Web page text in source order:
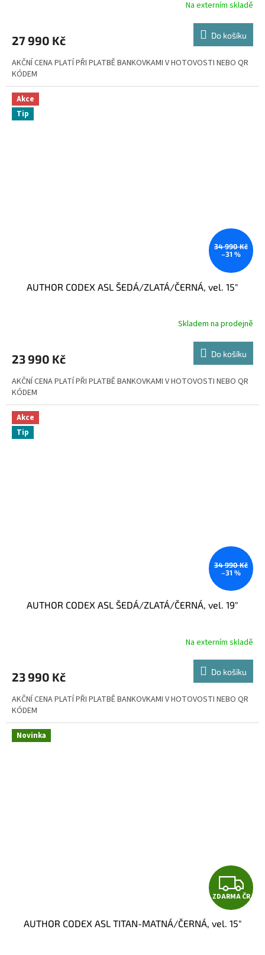
M
A
Na externím skladě
27 990 Kč Do košíku
AKČNÍ CENA PLATÍ PŘI PLATBĚ BANKOVKAMI V HOTOVOSTI NEBO QR
KÓDEM
Akce
Tip
34 990 Kč
–31 %
AUTHOR CODEX ASL ŠEDÁ/ZLATÁ/ČERNÁ, vel. 15"
Skladem na prodejně
23 990 Kč Do košíku
AKČNÍ CENA PLATÍ PŘI PLATBĚ BANKOVKAMI V HOTOVOSTI NEBO QR
KÓDEM
Akce
Tip
34 990 Kč
–31 %
AUTHOR CODEX ASL ŠEDÁ/ZLATÁ/ČERNÁ, vel. 19"
Na externím skladě
23 990 Kč Do košíku
AKČNÍ CENA PLATÍ PŘI PLATBĚ BANKOVKAMI V HOTOVOSTI NEBO QR
KÓDEM
Novinka
Z
D
ZDARMA ČR
AUTHOR CODEX ASL TITAN-MATNÁ/ČERNÁ, vel. 15"